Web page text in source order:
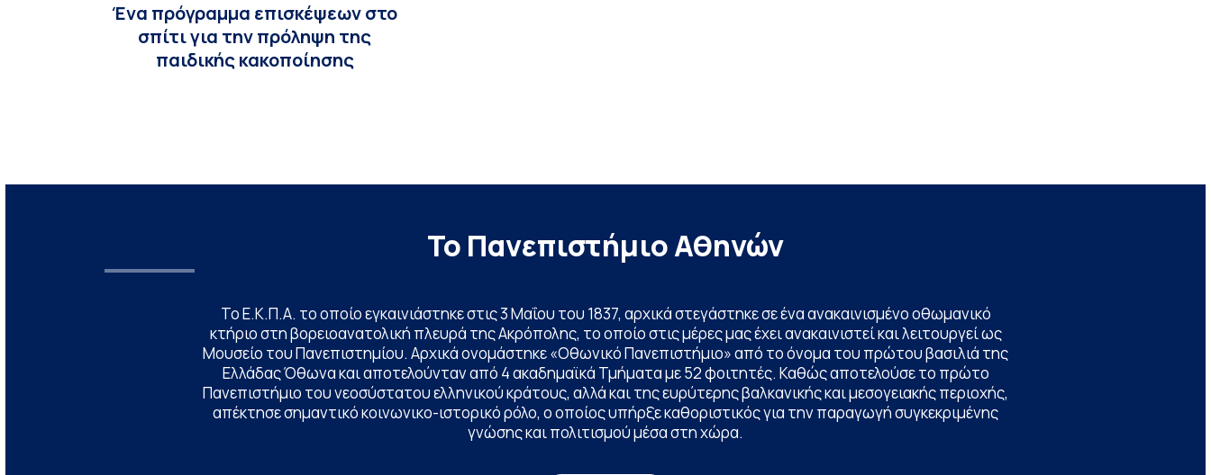
Ένα πρόγραμμα επισκέψεων στο
σπίτι για την πρόληψη της
παιδικής κακοποίησης
Το Πανεπιστήμιο Αθηνών
Το Ε.Κ.Π.Α. το οποίο εγκαινιάστηκε στις 3 Μαΐου του 1837, αρχικά στεγάστηκε σε ένα ανακαινισμένο οθωμανικό
κτήριο στη βορειοανατολική πλευρά της Ακρόπολης, το οποίο στις μέρες μας έχει ανακαινιστεί και λειτουργεί ως
Μουσείο του Πανεπιστημίου. Αρχικά ονομάστηκε «Οθωνικό Πανεπιστήμιο» από το όνομα του πρώτου βασιλιά της
Ελλάδας Όθωνα και αποτελούνταν από 4 ακαδημαϊκά Τμήματα με 52 φοιτητές. Καθώς αποτελούσε το πρώτο
Πανεπιστήμιο του νεοσύστατου ελληνικού κράτους, αλλά και της ευρύτερης βαλκανικής και μεσογειακής περιοχής,
απέκτησε σημαντικό κοινωνικο-ιστορικό ρόλο, ο οποίος υπήρξε καθοριστικός για την παραγωγή συγκεκριμένης
γνώσης και πολιτισμού μέσα στη χώρα.